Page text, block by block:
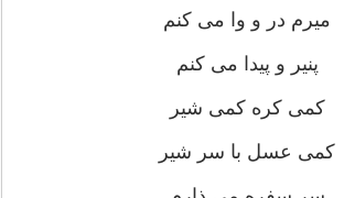
میرم در و وا می کنم
پنیر و پیدا می کنم
کمی کره کمی شیر
کمی عسل با سر شیر